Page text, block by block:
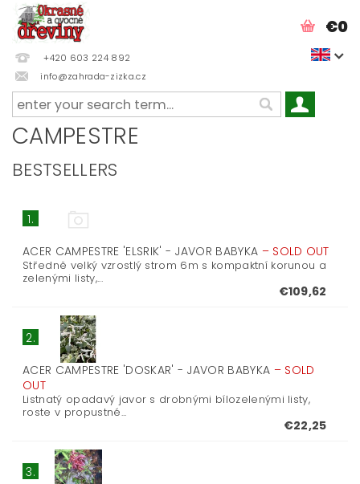
+420 603 224 892
info@zahrada-zizka.cz
€0
CAMPESTRE
BESTSELLERS
1.
ACER CAMPESTRE 'ELSRIK' - JAVOR BABYKA – SOLD OUT
Středně velký vzrostlý strom 6m s kompaktní korunou a
zelenými listy,...
€109,62
2.
ACER CAMPESTRE 'DOSKAR' - JAVOR BABYKA – SOLD
OUT
Listnatý opadavý javor s drobnými bílozelenými listy,
roste v propustné...
€22,25
3.